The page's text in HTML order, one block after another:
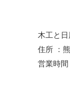
木工と
住所 ：
営業時間